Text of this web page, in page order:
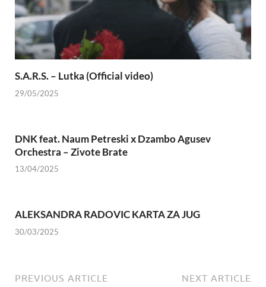
S.A.R.S. – Lutka (Official video)
29/05/2025
DNK feat. Naum Petreski х Dzambo Agusev
Orchestra – Zivote Brate
13/04/2025
ALEKSANDRA RADOVIC KARTA ZA JUG
30/03/2025
PREVIOUS ARTICLE NEXT ARTICLE